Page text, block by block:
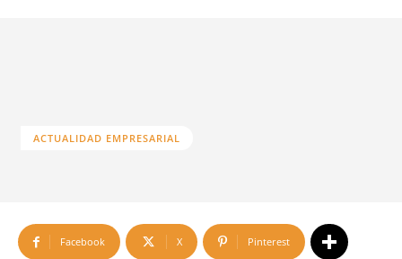
ACTUALIDAD EMPRESARIAL
Facebook X Pinterest